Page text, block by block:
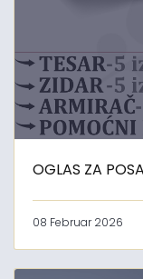
OGLAS ZA
08 Februar 2026